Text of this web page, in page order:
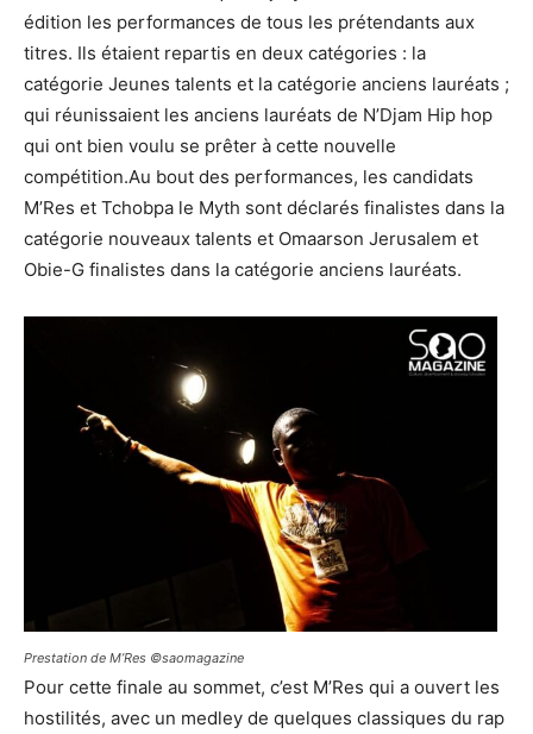
édition les performances de tous les prétendants aux
titres. Ils étaient repartis en deux catégories : la
catégorie Jeunes talents et la catégorie anciens lauréats ;
qui réunissaient les anciens lauréats de N’Djam Hip hop
qui ont bien voulu se prêter à cette nouvelle
compétition.Au bout des performances, les candidats
M’Res et Tchobpa le Myth sont déclarés finalistes dans la
catégorie nouveaux talents et Omaarson Jerusalem et
Obie-G finalistes dans la catégorie anciens lauréats.
Prestation de M’Res ©saomagazine
Pour cette finale au sommet, c’est M’Res qui a ouvert les
hostilités, avec un medley de quelques classiques du rap